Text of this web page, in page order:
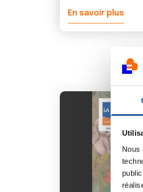
Nous
En savoir plus